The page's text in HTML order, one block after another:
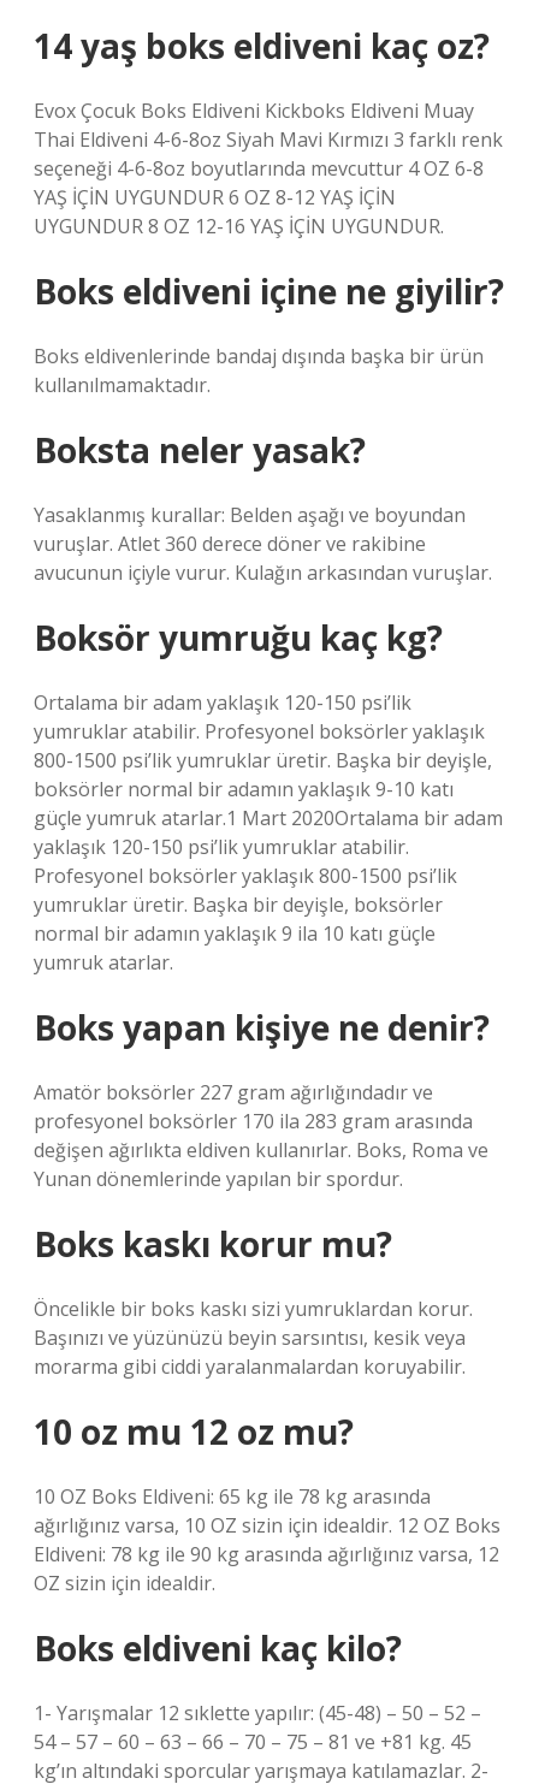
14 yaş boks eldiveni kaç oz?
Evox Çocuk Boks Eldiveni Kickboks Eldiveni Muay
Thai Eldiveni 4-6-8oz Siyah Mavi Kırmızı 3 farklı renk
seçeneği 4-6-8oz boyutlarında mevcuttur 4 OZ 6-8
YAŞ İÇİN UYGUNDUR 6 OZ 8-12 YAŞ İÇİN
UYGUNDUR 8 OZ 12-16 YAŞ İÇİN UYGUNDUR.
Boks eldiveni içine ne giyilir?
Boks eldivenlerinde bandaj dışında başka bir ürün
kullanılmamaktadır.
Boksta neler yasak?
Yasaklanmış kurallar: Belden aşağı ve boyundan
vuruşlar. Atlet 360 derece döner ve rakibine
avucunun içiyle vurur. Kulağın arkasından vuruşlar.
Boksör yumruğu kaç kg?
Ortalama bir adam yaklaşık 120-150 psi’lik
yumruklar atabilir. Profesyonel boksörler yaklaşık
800-1500 psi’lik yumruklar üretir. Başka bir deyişle,
boksörler normal bir adamın yaklaşık 9-10 katı
güçle yumruk atarlar.1 Mart 2020Ortalama bir adam
yaklaşık 120-150 psi’lik yumruklar atabilir.
Profesyonel boksörler yaklaşık 800-1500 psi’lik
yumruklar üretir. Başka bir deyişle, boksörler
normal bir adamın yaklaşık 9 ila 10 katı güçle
yumruk atarlar.
Boks yapan kişiye ne denir?
Amatör boksörler 227 gram ağırlığındadır ve
profesyonel boksörler 170 ila 283 gram arasında
değişen ağırlıkta eldiven kullanırlar. Boks, Roma ve
Yunan dönemlerinde yapılan bir spordur.
Boks kaskı korur mu?
Öncelikle bir boks kaskı sizi yumruklardan korur.
Başınızı ve yüzünüzü beyin sarsıntısı, kesik veya
morarma gibi ciddi yaralanmalardan koruyabilir.
10 oz mu 12 oz mu?
10 OZ Boks Eldiveni: 65 kg ile 78 kg arasında
ağırlığınız varsa, 10 OZ sizin için idealdir. 12 OZ Boks
Eldiveni: 78 kg ile 90 kg arasında ağırlığınız varsa, 12
OZ sizin için idealdir.
Boks eldiveni kaç kilo?
1- Yarışmalar 12 sıklette yapılır: (45-48) – 50 – 52 –
54 – 57 – 60 – 63 – 66 – 70 – 75 – 81 ve +81 kg. 45
kg’ın altındaki sporcular yarışmaya katılamazlar. 2-